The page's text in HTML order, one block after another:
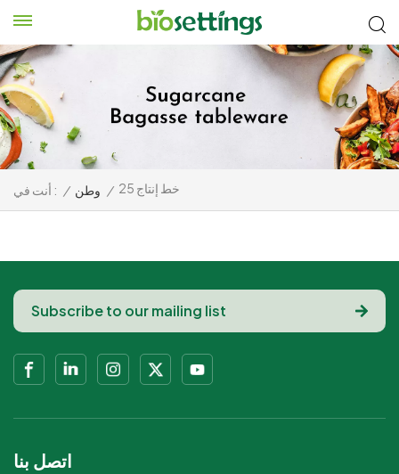
أنت في : / وطن / 25 خط إنتاج
اتصل بنا